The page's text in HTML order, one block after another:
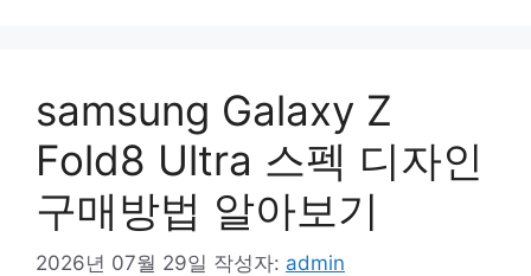
samsung Galaxy Z
Fold8 Ultra 스펙 디자인
구매방법 알아보기
2026년 07월 29일 작성자: admin